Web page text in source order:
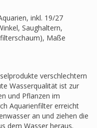
inkl. 19/27
Saughaltern,
Maße
verschlechtern
Wasserqualität ist zur
und Pflanzen im
Aquarienfilter erreicht
an und ziehen die
dem Wasser heraus.